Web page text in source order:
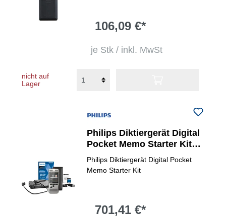
106,09 €*
je Stk / inkl. MwSt
nicht auf
Lager
Philips Diktiergerät Digital
Pocket Memo Starter Kit
DPM6700/03
Philips Diktiergerät Digital Pocket
Memo Starter Kit
701,41 €*